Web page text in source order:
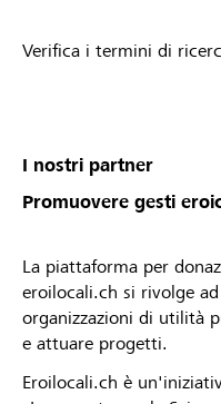
Verifica i termini di
I nostri partner
Promuovere gesti
La piattaforma per
eroilocali.ch si rivolge
organizzazioni di utilità
e attuare progetti.
Eroilocali.ch è